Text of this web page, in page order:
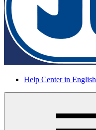
Help Center in English